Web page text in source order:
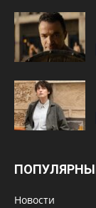
Новости